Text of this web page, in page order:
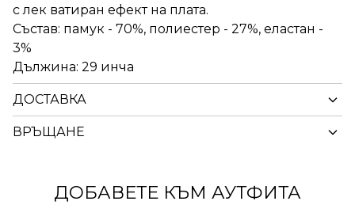
с лек ватиран ефект на плата.
Състав: памук - 70%, полиестер - 27%, еластан -
3%
Дължина: 29 инча
ДОСТАВКА
ВРЪЩАНЕ
ДОБАВЕТЕ КЪМ АУТФИТА